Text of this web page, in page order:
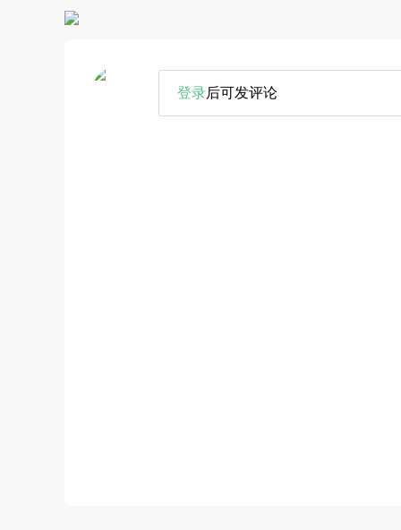
登录后可发评论